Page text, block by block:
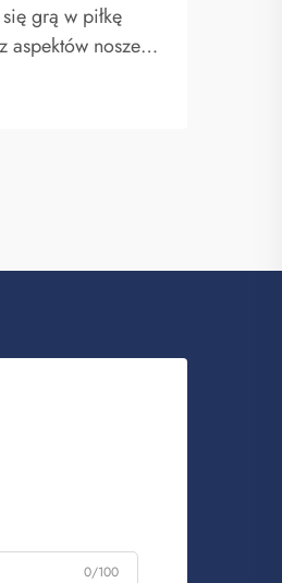
grą w piłkę
noszenia
czynnikiem
0/100